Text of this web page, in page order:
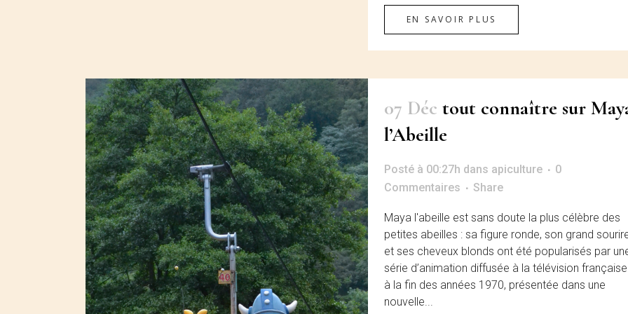
EN SAVOIR PLUS
07 Déc tout connaître sur
l’Abeille
Posté à 00:27h dans apiculture
0
Commentaires
Share
Maya l'abeille est sans doute la plus célèbre des
petites abeilles : sa figure ronde, son grand
et ses cheveux blonds ont été popularisés par
série d’animation diffusée à la télévision française
à la fin des années 1970, présentée dans une
nouvelle...